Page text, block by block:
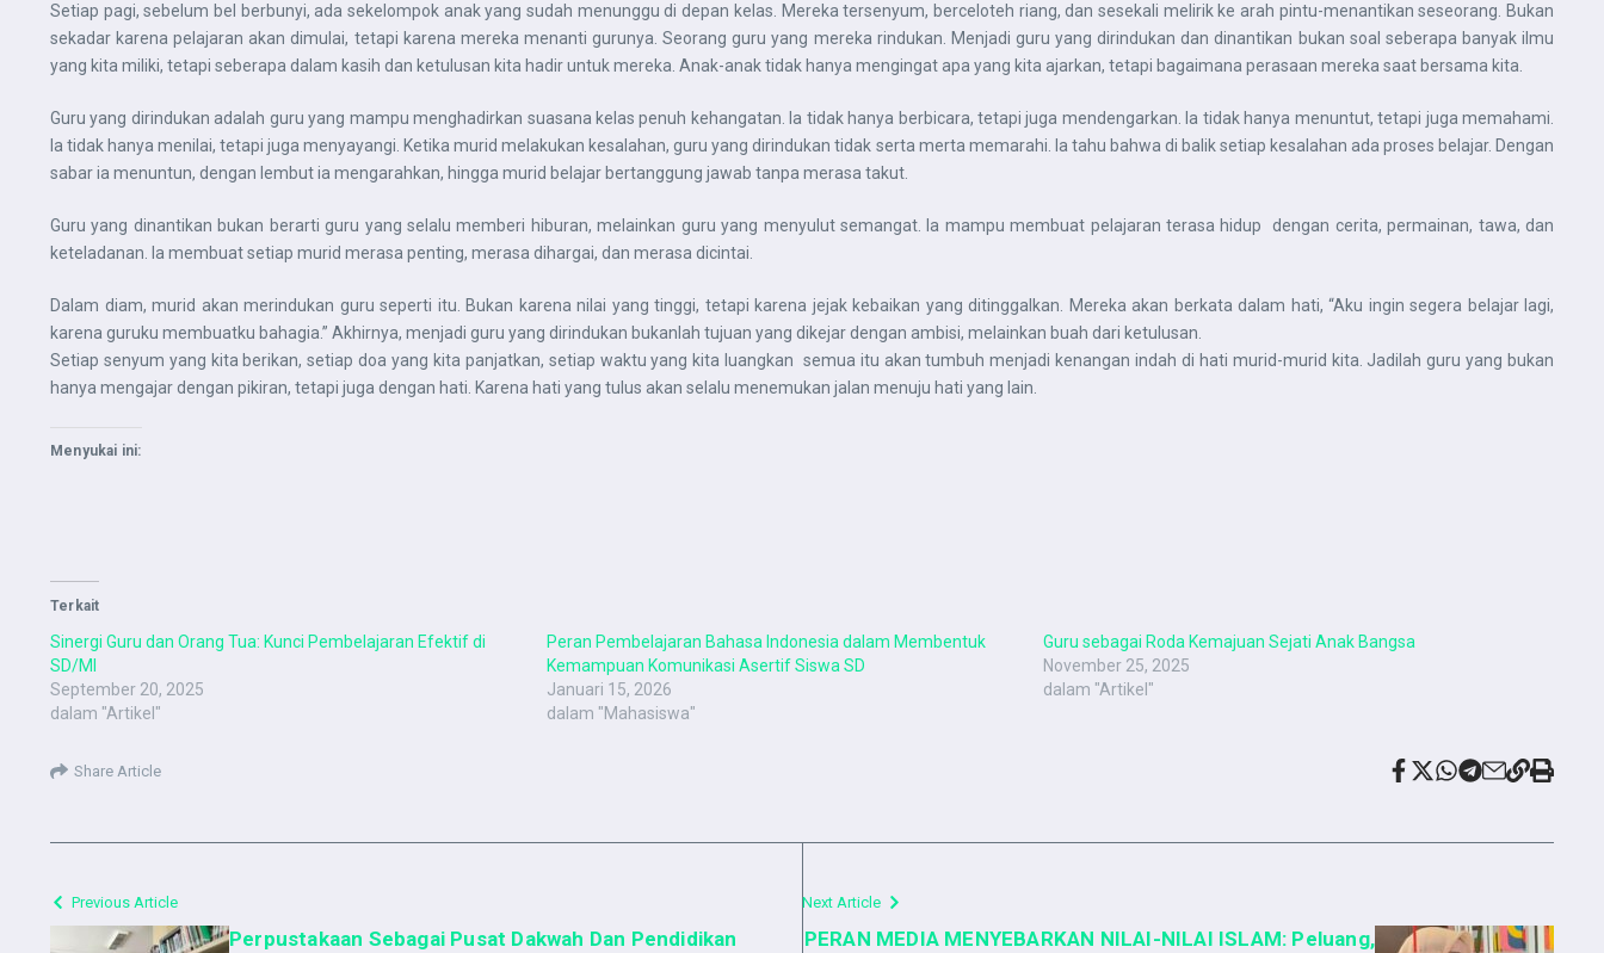
Setiap pagi, sebelum bel berbunyi, ada sekelompok anak yang sudah menunggu di depan kelas. Mereka tersenyum, berceloteh riang, dan sesekali melirik ke arah pintu-menantikan seseorang. Bukan
sekadar karena pelajaran akan dimulai, tetapi karena mereka menanti gurunya. Seorang guru yang mereka rindukan. Menjadi guru yang dirindukan dan dinantikan bukan soal seberapa banyak ilmu
yang kita miliki, tetapi seberapa dalam kasih dan ketulusan kita hadir untuk mereka. Anak-anak tidak hanya mengingat apa yang kita ajarkan, tetapi bagaimana perasaan mereka saat bersama kita.
Guru yang dirindukan adalah guru yang mampu menghadirkan suasana kelas penuh kehangatan. Ia tidak hanya berbicara, tetapi juga mendengarkan. Ia tidak hanya menuntut, tetapi juga memahami.
Ia tidak hanya menilai, tetapi juga menyayangi. Ketika murid melakukan kesalahan, guru yang dirindukan tidak serta merta memarahi. Ia tahu bahwa di balik setiap kesalahan ada proses belajar. Dengan
sabar ia menuntun, dengan lembut ia mengarahkan, hingga murid belajar bertanggung jawab tanpa merasa takut.
Guru yang dinantikan bukan berarti guru yang selalu memberi hiburan, melainkan guru yang menyulut semangat. Ia mampu membuat pelajaran terasa hidup dengan cerita, permainan, tawa, dan
keteladanan. Ia membuat setiap murid merasa penting, merasa dihargai, dan merasa dicintai.
Dalam diam, murid akan merindukan guru seperti itu. Bukan karena nilai yang tinggi, tetapi karena jejak kebaikan yang ditinggalkan. Mereka akan berkata dalam hati, “Aku ingin segera belajar lagi,
karena guruku membuatku bahagia.” Akhirnya, menjadi guru yang dirindukan bukanlah tujuan yang dikejar dengan ambisi, melainkan buah dari ketulusan.
Setiap senyum yang kita berikan, setiap doa yang kita panjatkan, setiap waktu yang kita luangkan semua itu akan tumbuh menjadi kenangan indah di hati murid-murid kita. Jadilah guru yang bukan
hanya mengajar dengan pikiran, tetapi juga dengan hati. Karena hati yang tulus akan selalu menemukan jalan menuju hati yang lain.
Menyukai ini:
Terkait
Sinergi Guru dan Orang Tua: Kunci Pembelajaran Efektif di
SD/MI
September 20, 2025
dalam "Artikel"
Peran Pembelajaran Bahasa Indonesia dalam Membentuk
Kemampuan Komunikasi Asertif Siswa SD
Januari 15, 2026
dalam "Mahasiswa"
Guru sebagai Roda Kemajuan Sejati Anak Bangsa
November 25, 2025
dalam "Artikel"
Share Article
Previous Article
Perpustakaan Sebagai Pusat Dakwah Dan Pendidikan
Next Article
PERAN MEDIA MENYEBARKAN NILAI-NILAI ISLAM: Peluang,